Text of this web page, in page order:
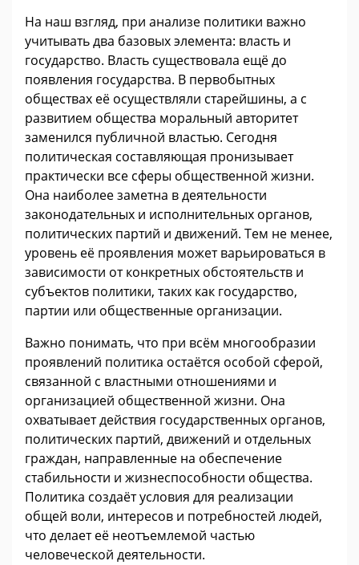
На наш взгляд, при анализе политики важно
учитывать два базовых элемента: власть и
государство. Власть существовала ещё до
появления государства. В первобытных
обществах её осуществляли старейшины, а с
развитием общества моральный авторитет
заменился публичной властью. Сегодня
политическая составляющая пронизывает
практически все сферы общественной жизни.
Она наиболее заметна в деятельности
законодательных и исполнительных органов,
политических партий и движений. Тем не менее,
уровень её проявления может варьироваться в
зависимости от конкретных обстоятельств и
субъектов политики, таких как государство,
партии или общественные организации.
Важно понимать, что при всём многообразии
проявлений политика остаётся особой сферой,
связанной с властными отношениями и
организацией общественной жизни. Она
охватывает действия государственных органов,
политических партий, движений и отдельных
граждан, направленные на обеспечение
стабильности и жизнеспособности общества.
Политика создаёт условия для реализации
общей воли, интересов и потребностей людей,
что делает её неотъемлемой частью
человеческой деятельности.